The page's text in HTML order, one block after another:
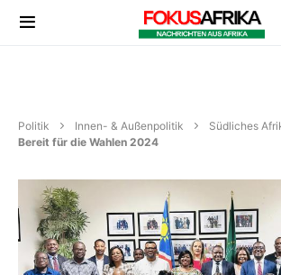
Politik Innen- & Außenpolitik Südliches
Bereit für die Wahlen 2024